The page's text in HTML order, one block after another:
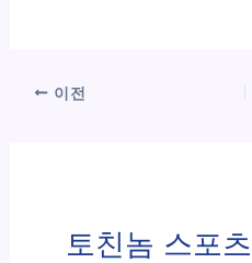
이전
토친놈 스포